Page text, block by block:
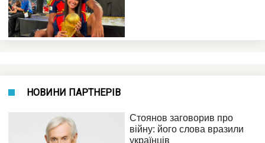
НОВИНИ ПАРТНЕРІВ